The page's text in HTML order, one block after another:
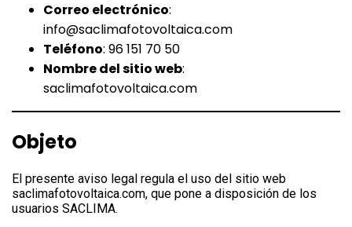
Correo electrónico:
info@saclimafotovoltaica.com
Teléfono: 96 151 70 50
Nombre del sitio web:
saclimafotovoltaica.com
Objeto
El presente aviso legal regula el uso del sitio web
saclimafotovoltaica.com, que pone a disposición de los
usuarios SACLIMA.